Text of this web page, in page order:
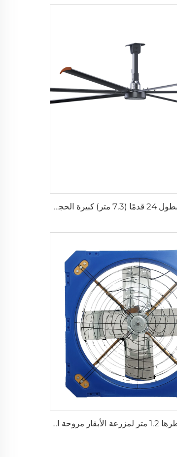
مروحة HVLS بطول 24 قدمًا (7.3 متر) كبيرة الحجم، مروحة سقف صناعية كهربائية لمزارع الأبقار والمستودعات
مروحة تهوية قطرها 1.2 متر لمزرعة الأبقار مروحة استنزاف خضراء لمزرعة الأبقار مروحة استنزاف الحليب